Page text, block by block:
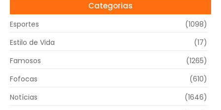
Categorias
Esportes
(1098)
Estilo de Vida
(17)
Famosos
(1265)
Fofocas
(610)
Notícias
(1646)